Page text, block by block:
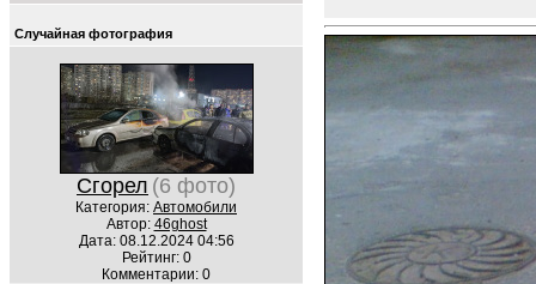
Случайная фотография
Сгорел (6 фото)
Категория: Автомобили
Автор: 46ghost
Дата: 08.12.2024 04:56
Рейтинг: 0
Комментарии: 0